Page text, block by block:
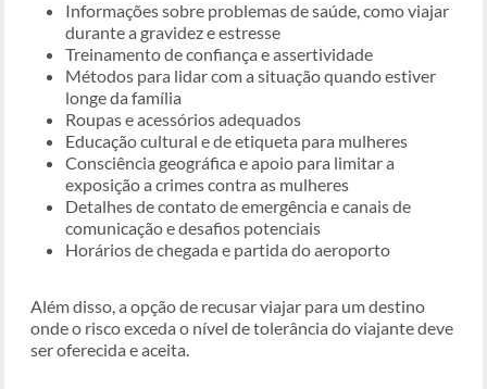
Informações sobre problemas de saúde, como viajar
durante a gravidez e estresse
Treinamento de confiança e assertividade
Métodos para lidar com a situação quando estiver
longe da família
Roupas e acessórios adequados
Educação cultural e de etiqueta para mulheres
Consciência geográfica e apoio para limitar a
exposição a crimes contra as mulheres
Detalhes de contato de emergência e canais de
comunicação e desafios potenciais
Horários de chegada e partida do aeroporto
Além disso, a opção de recusar viajar para um destino
onde o risco exceda o nível de tolerância do viajante deve
ser oferecida e aceita.